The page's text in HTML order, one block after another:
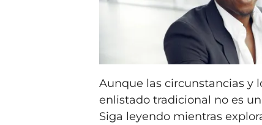
Aunque las circunstancias y
enlistado tradicional no es
Siga leyendo mientras